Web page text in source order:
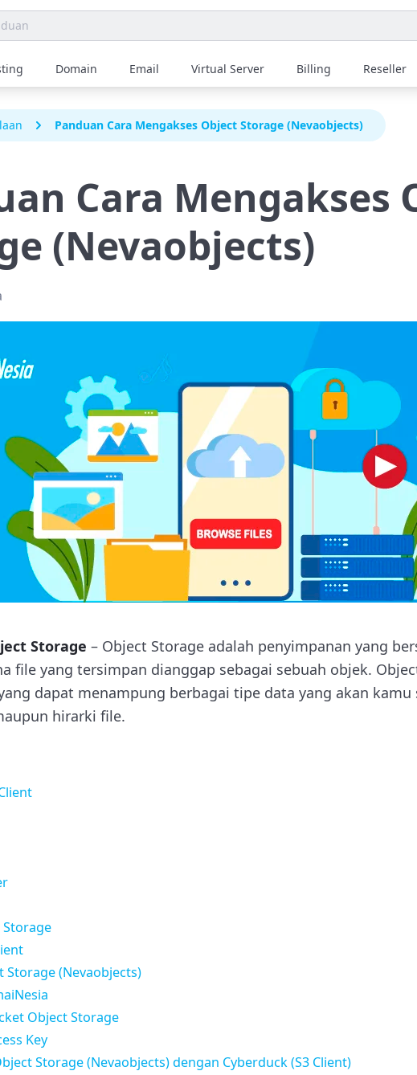
Domain Email Virtual Server Billing Reseller
Panduan Cara Mengakses Object Storage (Nevaobjects)
Cara Mengakses
(Nevaobjects)
Storage – Object Storage adalah penyimpanan yang
file yang tersimpan dianggap sebagai sebuah objek.
dapat menampung berbagai tipe data yang akan kamu
hirarki file.
Storage (Nevaobjects)
Object Storage
Key
Storage (Nevaobjects) dengan Cyberduck (S3 Client)